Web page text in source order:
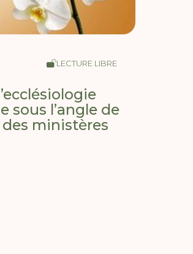
LECTURE LIBRE
sous l’angle de
ministères